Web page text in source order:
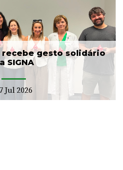
recebe gesto solidário
SIGNA
Jul 2026